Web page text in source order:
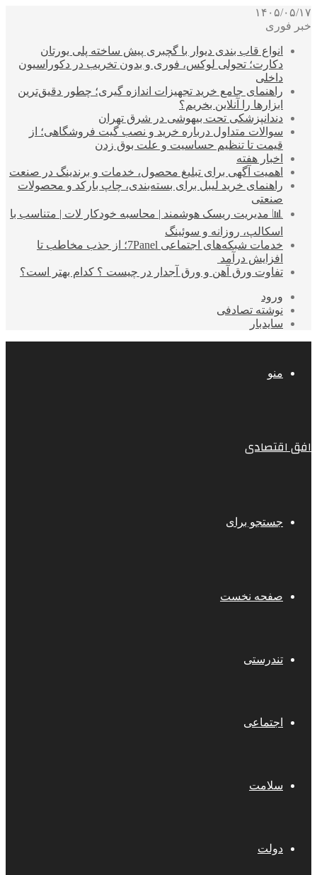
۱۴۰۵/۰۵/۱۷
خبر فوری
انواع قاب بندی دیوار با گچبری پیش ساخته پلی یورتان
دکارت؛ تحولی لوکس، فوری و بدون تخریب در دکوراسیون
داخلی
راهنمای جامع خرید تجهیزات اندازه گیری؛ چطور دقیق‌ترین
ابزارها را آنلاین بخریم؟
دندانپزشکی تحت بیهوشی در شرق تهران
سوالات متداول درباره خرید و نصب گیت فروشگاهی؛ از
قیمت تا تنظیم حساسیت و علت بوق زدن
اخبار هفته
اهمیت آگهی برای تبلیغ محصول، خدمات و برندینگ در صنعت
راهنمای خرید لیبل برای بسته‌بندی، چاپ بارکد و محصولات
صنعتی
📊 مدیریت ریسک هوشمند | محاسبه خودکار لات | متناسب با
اسکالپ، روزانه و سوئینگ
خدمات شبکه‌های اجتماعی 7Panel؛ از جذب مخاطب تا
افزایش درآمد
تفاوت ورق آهن و ورق آجدار در چیست ؟ کدام بهتر است؟
ورود
نوشته تصادفی
سایدبار
منو
افق اقتصادی
جستجو برای
صفحه نخست
تندرستی
اجتماعی
سلامت
دولت